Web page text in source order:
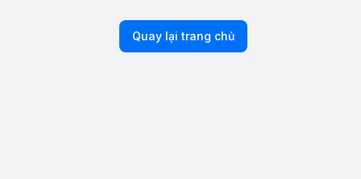
Quay lại trang chủ